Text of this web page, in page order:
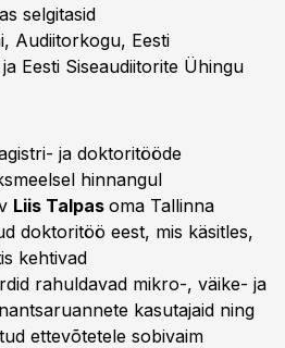
selgitasid
Audiitorkogu, Eesti
Eesti Siseaudiitorite Ühingu
ja doktoritööde
hinnangul
Liis Talpas oma Tallinna
doktoritöö eest, mis käsitles,
kehtivad
rahuldavad mikro-, väike- ja
kasutajaid ning
ettevõtetele sobivaim